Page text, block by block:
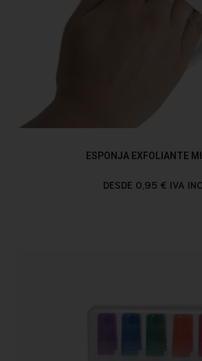
ESPONJA EXFOLIANTE
DESDE 0,95 € IVA INC.